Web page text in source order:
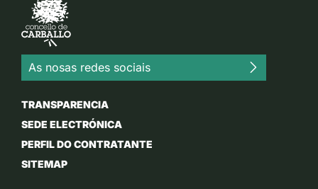
As nosas redes sociais
TRANSPARENCIA
SEDE ELECTRÓNICA
PERFIL DO CONTRATANTE
SITEMAP